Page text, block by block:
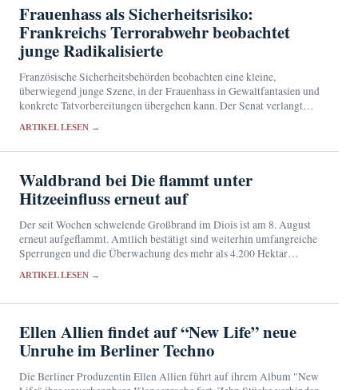
Frauenhass als Sicherheitsrisiko:
Frankreichs Terrorabwehr beobachtet
junge Radikalisierte
Französische Sicherheitsbehörden beobachten eine kleine,
überwiegend junge Szene, in der Frauenhass in Gewaltfantasien und
konkrete Tatvorbereitungen übergehen kann. Der Senat verlangt
Nachrichtendiensten.
ARTIKEL LESEN →
Waldbrand bei Die flammt unter
Hitzeeinfluss erneut auf
Der seit Wochen schwelende Großbrand im Diois ist am 8. August
erneut aufgeflammt. Amtlich bestätigt sind weiterhin umfangreiche
Sperrungen und die Überwachung des mehr als 4.200 Hektar
ARTIKEL LESEN →
Ellen Allien findet auf “New Life” neue
Unruhe im Berliner Techno
Die Berliner Produzentin Ellen Allien führt auf ihrem Album "New